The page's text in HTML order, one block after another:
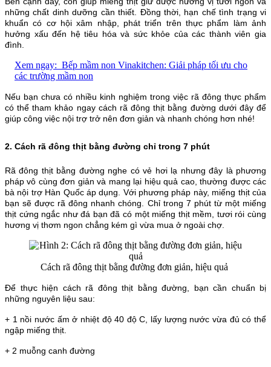
những chất dinh dưỡng cần thiết. Đồng thời, hạn chế tình trạng vi
khuẩn có cơ hội xâm nhập, phát triển trên thực phẩm làm ảnh
hưởng xấu đến hệ tiêu hóa và sức khỏe của các thành viên gia
đình.
Xem ngay: Bếp mầm non Vinakitchen: Giải pháp tối ưu cho
các trường mầm non
Nếu bạn chưa có nhiều kinh nghiệm trong việc rã đông thực phẩm
có thể tham khảo ngay cách rã đông thịt bằng đường dưới đây để
giúp công việc nội trợ trở nên đơn giản và nhanh chóng hơn nhé!
2. Cách rã đông thịt bằng đường chỉ trong 7 phút
Rã đông thịt bằng đường nghe có vẻ hơi lạ nhưng đây là phương
pháp vô cùng đơn giản và mang lại hiệu quả cao, thường được các
bà nội trợ Hàn Quốc áp dụng. Với phương pháp này, miếng thịt của
bạn sẽ được rã đông nhanh chóng. Chỉ trong 7 phút từ một miếng
thịt cứng ngắc như đá bạn đã có một miếng thịt mềm, tươi rói cùng
hương vị thơm ngon chẳng kém gì vừa mua ở ngoài chợ.
Cách rã đông thịt bằng đường đơn giản, hiệu quả
Để thực hiện cách rã đông thịt bằng đường, bạn cần chuẩn bị
những nguyên liệu sau:
+ 1 nồi nước ấm ở nhiệt độ 40 độ C, lấy lượng nước vừa đủ có thể
ngập miếng thịt.
+ 2 muỗng canh đường